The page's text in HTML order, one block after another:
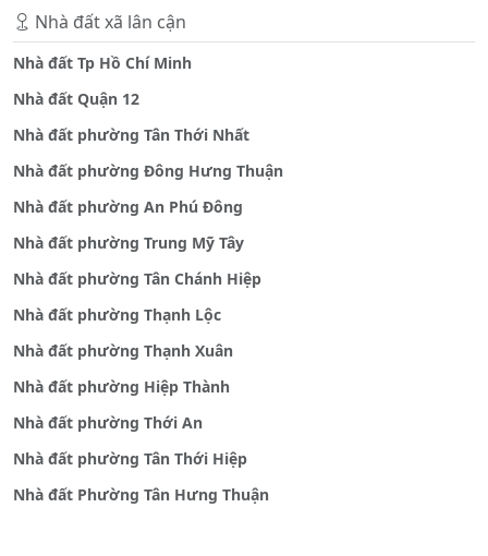
Nhà đất xã lân cận
Nhà đất Tp Hồ Chí Minh
Nhà đất Quận 12
Nhà đất phường Tân Thới Nhất
Nhà đất phường Đông Hưng Thuận
Nhà đất phường An Phú Đông
Nhà đất phường Trung Mỹ Tây
Nhà đất phường Tân Chánh Hiệp
Nhà đất phường Thạnh Lộc
Nhà đất phường Thạnh Xuân
Nhà đất phường Hiệp Thành
Nhà đất phường Thới An
Nhà đất phường Tân Thới Hiệp
Nhà đất Phường Tân Hưng Thuận